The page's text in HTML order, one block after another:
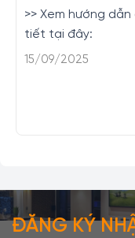
nhanh chóng
>> Xem hướng dẫn
tiết tại đây:
15/09/2025
ĐĂNG KÝ